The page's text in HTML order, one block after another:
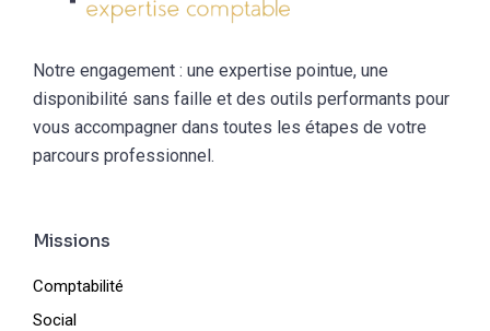
Notre engagement : une expertise pointue, une
disponibilité sans faille et des outils performants pour
vous accompagner dans toutes les étapes de votre
parcours professionnel.
Missions
Comptabilité
Social